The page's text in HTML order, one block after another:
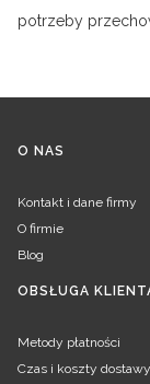
potrzeby
Linki w stopce
O NAS
Kontakt i dane firmy
O firmie
Blog
OBSŁUGA
Metody płatności
Czas i koszty dostawy